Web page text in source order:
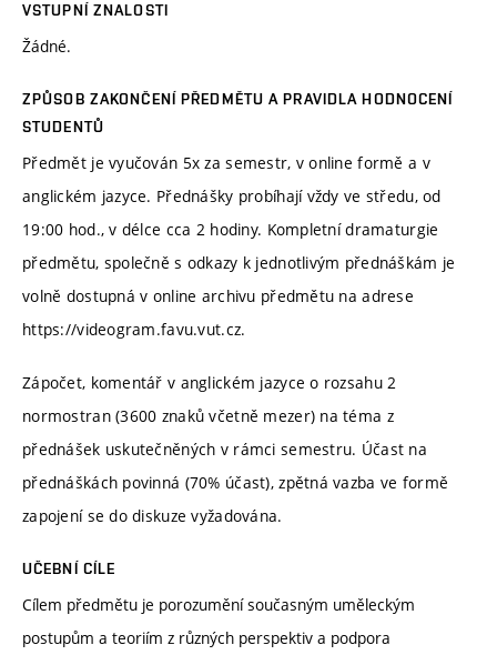
VSTUPNÍ ZNALOSTI
Žádné.
ZPŮSOB ZAKONČENÍ PŘEDMĚTU A PRAVIDLA HODNOCENÍ
STUDENTŮ
Předmět je vyučován 5x za semestr, v online formě a v
anglickém jazyce. Přednášky probíhají vždy ve středu, od
19:00 hod., v délce cca 2 hodiny. Kompletní dramaturgie
předmětu, společně s odkazy k jednotlivým přednáškám je
volně dostupná v online archivu předmětu na adrese
https://videogram.favu.vut.cz.
Zápočet, komentář v anglickém jazyce o rozsahu 2
normostran (3600 znaků včetně mezer) na téma z
přednášek uskutečněných v rámci semestru. Účast na
přednáškách povinná (70% účast), zpětná vazba ve formě
zapojení se do diskuze vyžadována.
UČEBNÍ CÍLE
Cílem předmětu je porozumění současným uměleckým
postupům a teoriím z různých perspektiv a podpora